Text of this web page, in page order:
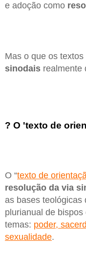
e adoção como
Mas o que os
sinodais realmente
? O 'texto de
O “texto de
resolução da via
as bases teológicas
plurianual de
temas: poder,
sexualidade.